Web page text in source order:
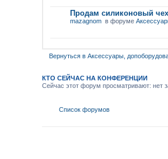
Продам силиконовый
mazagnom в форуме
Вернуться в Аксессуары,
КТО СЕЙЧАС НА КОНФЕРЕНЦИИ
Сейчас этот форум просматривают: нет
Список форумов